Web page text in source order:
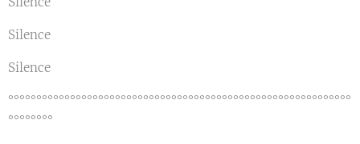
Silence
Silence
°°°°°°°°°°°°°°°°°°°°°°°°°°°°°°°°°°°°°°°°°°°°°°°°°°°°°°°°°°°°°
°°°°°°°°